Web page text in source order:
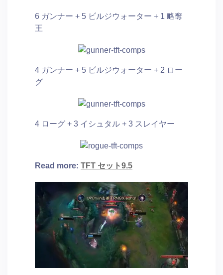
6 ガンナー + 5 ビルジウォーター + 1 略奪
王
4 ガンナー + 5 ビルジウォーター + 2 ロー
グ
4 ローグ + 3 イシュタル + 3 スレイヤー
Read more: TFT セット9.5